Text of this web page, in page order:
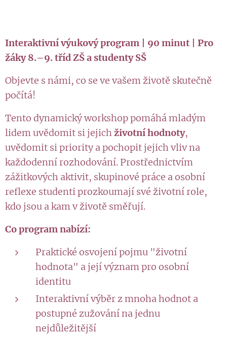
Interaktivní výukový program | 90 minut | Pro
žáky 8.–9. tříd ZŠ a studenty SŠ
Objevte s námi, co se ve vašem životě skutečně
počítá!
Tento dynamický workshop pomáhá mladým
lidem uvědomit si jejich životní hodnoty,
uvědomit si priority a pochopit jejich vliv na
každodenní rozhodování. Prostřednictvím
zážitkových aktivit, skupinové práce a osobní
reflexe studenti prozkoumají své životní role,
kdo jsou a kam v životě směřují.
Co program nabízí:
Praktické osvojení pojmu "životní
hodnota" a její význam pro osobní
identitu
Interaktivní výběr z mnoha hodnot a
postupné zužování na jednu
nejdůležitější